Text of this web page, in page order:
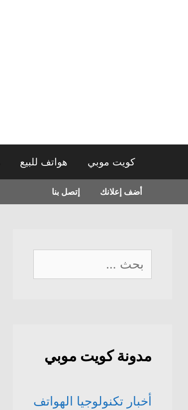
كويت موبي هواتف للبيع
أضف إعلانك إتصل بنا
البحث
عن:
مدونة كويت موبي
أخبار تكنولوجيا الهواتف